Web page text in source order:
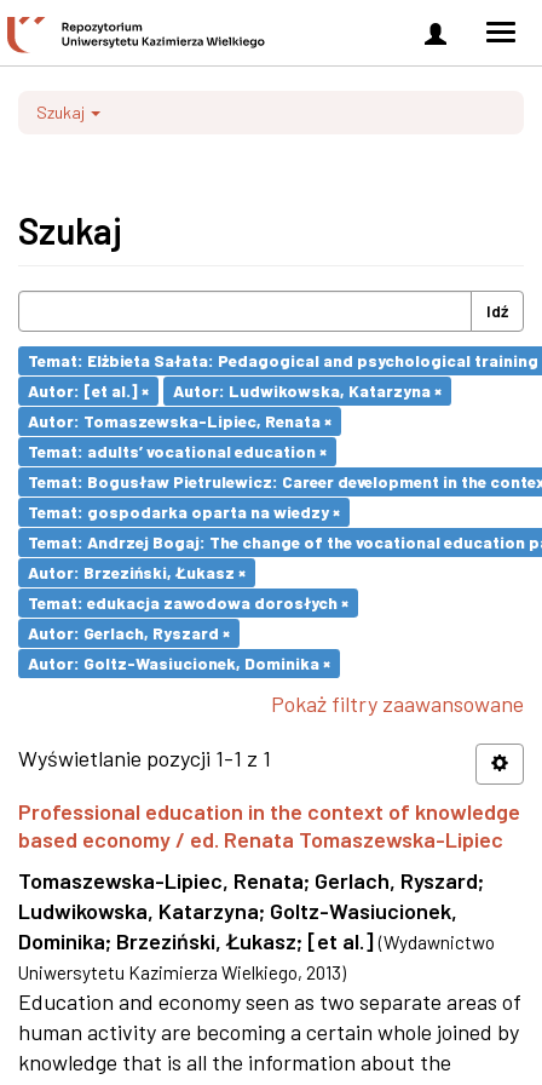
Zaloguj
się
Szukaj
Szukaj
Idź
Temat: Elżbieta Sałata: Pedagogical and psychological
Autor: [et al.] ×
Autor: Ludwikowska, Katarzyna ×
Autor: Tomaszewska-Lipiec, Renata ×
Temat: adults’ vocational education ×
Temat: Bogusław Pietrulewicz: Career development in the
Temat: gospodarka oparta na wiedzy ×
Temat: Andrzej Bogaj: The change of the vocational education
Autor: Brzeziński, Łukasz ×
Temat: edukacja zawodowa dorosłych ×
Autor: Gerlach, Ryszard ×
Autor: Goltz-Wasiucionek, Dominika ×
Pokaż filtry zaawansowane
Wyświetlanie pozycji 1-1 z 1
Professional education in the context of knowledge
based economy / ed. Renata Tomaszewska-Lipiec
Tomaszewska-Lipiec, Renata; Gerlach, Ryszard;
Ludwikowska, Katarzyna; Goltz-Wasiucionek,
Dominika; Brzeziński, Łukasz; [et al.] (Wydawnictwo
Uniwersytetu Kazimierza Wielkiego, 2013)
Education and economy seen as two separate areas of
human activity are becoming a certain whole joined by
knowledge that is all the information about the